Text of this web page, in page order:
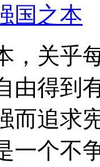
国之本
，关乎
由得到
而追求
一个不